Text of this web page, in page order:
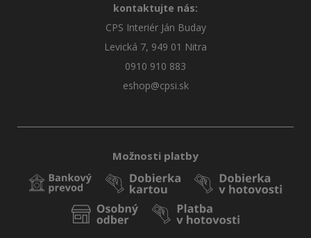
kontaktujte nás:
CPS Interiér Ján Buday
Levická 7, 949 01 Nitra
0910 910 883
eshop@cpsi.sk
Možnosti platby